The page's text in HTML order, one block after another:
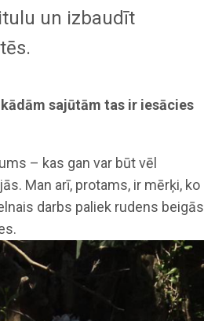
un izbaudīt
sajūtām tas ir iesācies
– kas gan var būt vēl
Man arī, protams, ir mērķi, ko
darbs paliek rudens beigās